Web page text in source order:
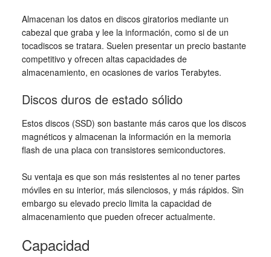
Almacenan los datos en discos giratorios mediante un
cabezal que graba y lee la información, como si de un
tocadiscos se tratara. Suelen presentar un precio bastante
competitivo y ofrecen altas capacidades de
almacenamiento, en ocasiones de varios Terabytes.
Discos duros de estado sólido
Estos discos (SSD) son bastante más caros que los discos
magnéticos y almacenan la información en la memoria
flash de una placa con transistores semiconductores.
Su ventaja es que son más resistentes al no tener partes
móviles en su interior, más silenciosos, y más rápidos. Sin
embargo su elevado precio limita la capacidad de
almacenamiento que pueden ofrecer actualmente.
Capacidad